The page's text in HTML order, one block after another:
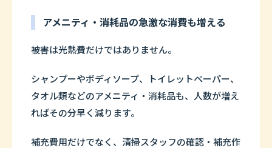
アメニティ・消耗品の急激な消費も増える
被害は光熱費だけではありません。
シャンプーやボディソープ、トイレットペーパー、
タオル類などのアメニティ・消耗品も、人数が増え
ればその分早く減ります。
補充費用だけでなく、清掃スタッフの確認・補充作